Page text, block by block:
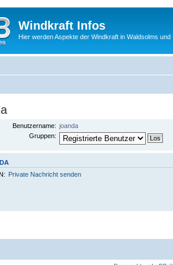
Windkraft Infos
Hier werden Aspekte der Windkraft in Waldsolms
Benutzername: joanda
Gruppen:
Private Nachricht senden